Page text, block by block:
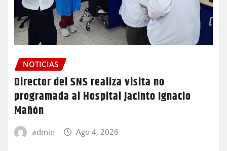
NOTICIAS
Director del SNS realiza visita no
programada al Hospital Jacinto Ignacio
Mañón
admin Ago 4, 2026